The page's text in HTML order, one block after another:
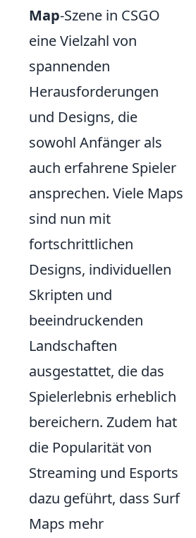
Map-Szene in CSGO
eine Vielzahl von
spannenden
Herausforderungen
und Designs, die
sowohl Anfänger als
auch erfahrene Spieler
ansprechen. Viele Maps
sind nun mit
fortschrittlichen
Designs, individuellen
Skripten und
beeindruckenden
Landschaften
ausgestattet, die das
Spielerlebnis erheblich
bereichern. Zudem hat
die Popularität von
Streaming und Esports
dazu geführt, dass Surf
Maps mehr